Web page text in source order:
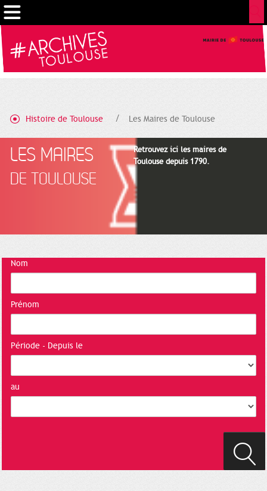
Histoire de Toulouse Les Maires de Toulouse
LES MAIRES
DE TOULOUSE
Retrouvez ici les maires de
Toulouse depuis 1790.
Nom
Prénom
Période - Depuis le
au
Cookies management panel